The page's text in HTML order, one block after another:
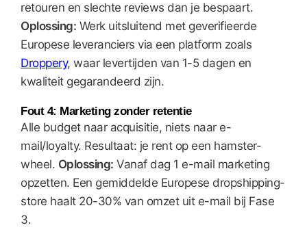
retouren en slechte reviews dan je bespaart.
Oplossing: Werk uitsluitend met geverifieerde
Europese leveranciers via een platform zoals
Droppery, waar levertijden van 1-5 dagen en
kwaliteit gegarandeerd zijn.
Fout 4: Marketing zonder retentie
Alle budget naar acquisitie, niets naar e-
mail/loyalty. Resultaat: je rent op een hamster-
wheel. Oplossing: Vanaf dag 1 e-mail marketing
opzetten. Een gemiddelde Europese dropshipping-
store haalt 20-30% van omzet uit e-mail bij Fase
3.